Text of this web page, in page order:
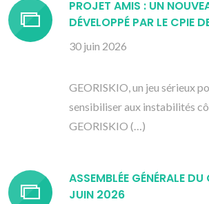
PROJET AMIS : UN
DÉVELOPPÉ PAR LE CPIE
30 juin 2026
GEORISKIO, un jeu sérieux
sensibiliser aux instabilités
GEORISKIO (…)
ASSEMBLÉE GÉNÉRALE
JUIN 2026